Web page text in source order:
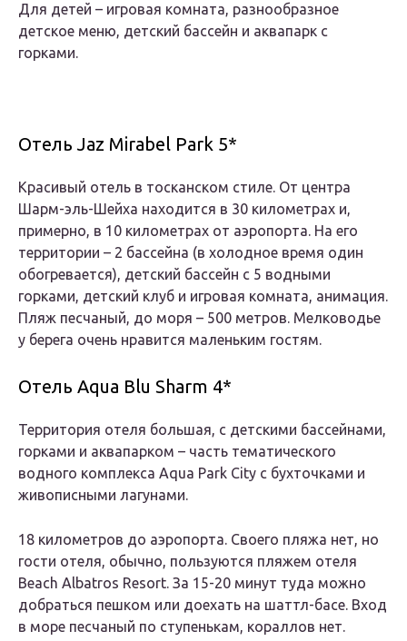
Для детей – игровая комната, разнообразное
детское меню, детский бассейн и аквапарк с
горками.
Отель Jaz Mirabel Park 5*
Красивый отель в тосканском стиле. От центра
Шарм-эль-Шейха находится в 30 километрах и,
примерно, в 10 километрах от аэропорта. На его
территории – 2 бассейна (в холодное время один
обогревается), детский бассейн с 5 водными
горками, детский клуб и игровая комната, анимация.
Пляж песчаный, до моря – 500 метров. Мелководье
у берега очень нравится маленьким гостям.
Отель Aqua Blu Sharm 4*
Территория отеля большая, с детскими бассейнами,
горками и аквапарком – часть тематического
водного комплекса Aqua Park City с бухточками и
живописными лагунами.
18 километров до аэропорта. Своего пляжа нет, но
гости отеля, обычно, пользуются пляжем отеля
Beach Albatros Resort. За 15-20 минут туда можно
добраться пешком или доехать на шаттл-басе. Вход
в море песчаный по ступенькам, кораллов нет.